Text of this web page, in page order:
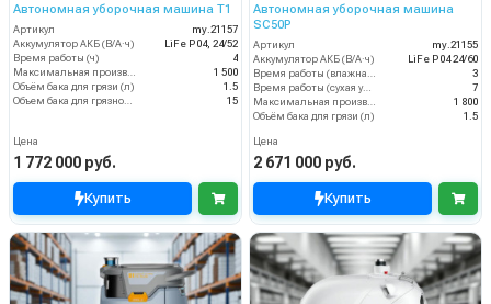
Автономная уборочная машина T1
Артикул
my.21157
Аккумулятор АКБ (В/А·ч)
LiFe P04, 24/52
Время работы (ч)
4
1 500
Объём бака для грязи (л)
1.5
15
Цена
1 772 000 руб.
Купить
Автономная уборочная машина
SC50P
Артикул
my.21155
Аккумулятор АКБ (В/А·ч)
LiFe P04 24/60
3
Время работы (сухая уборка), (ч)
7
1 800
Объём бака для грязи (л)
1.5
Цена
2 671 000 руб.
Купить